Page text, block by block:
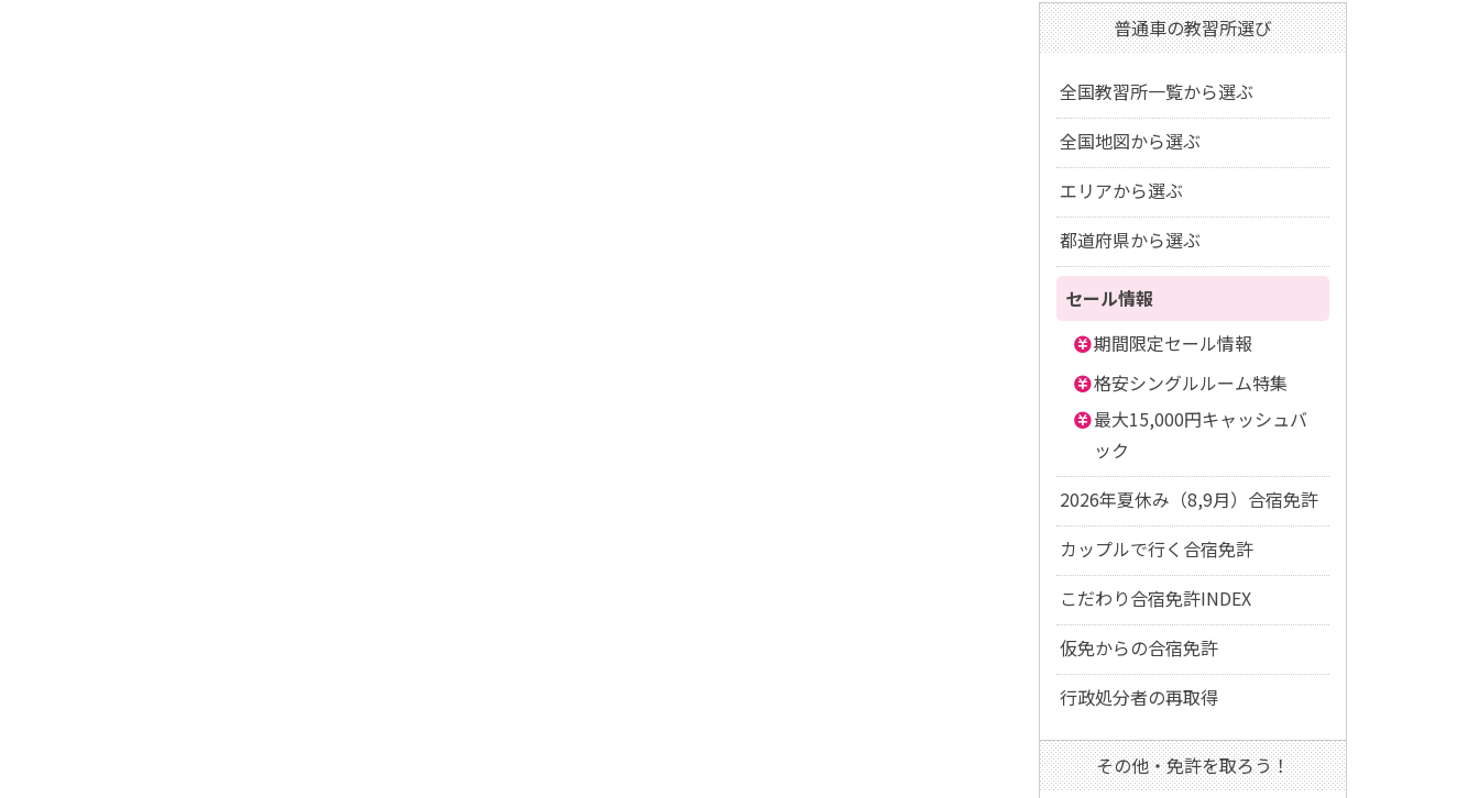
普通車の教習所選び
全国教習所一覧から選ぶ
全国地図から選ぶ
エリアから選ぶ
都道府県から選ぶ
セール情報
期間限定セール情報
格安シングルルーム特集
最大15,000円キャッシュバ
ック
2026年夏休み（8,9月）合宿免許
カップルで行く合宿免許
こだわり合宿免許INDEX
仮免からの合宿免許
行政処分者の再取得
その他・免許を取ろう！